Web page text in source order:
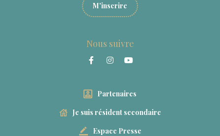
M'inscrire
Nous suivre
Partenaires
Je suis résident secondaire
Espace Presse